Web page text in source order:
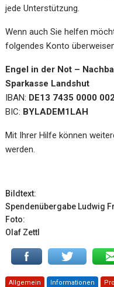
jede Unterstützung.
Wenn auch Sie helfen
folgendes Konto
Engel in der Not –
Sparkasse Landshut
IBAN: DE13 7435 0000
BIC: BYLADEM1LAH
Mit Ihrer Hilfe können
werden.
Bildtext:
Spendenübergabe Ludwig
Foto:
Olaf Zettl
Allgemein Informationen